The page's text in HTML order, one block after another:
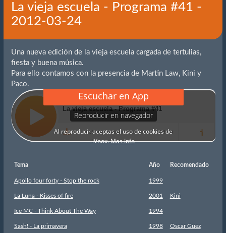
La vieja escuela - Programa #41 -
2012-03-24
Una nueva edición de la vieja escuela cargada de tertulias,
fiesta y buena música.
Para ello contamos con la presencia de Martin Law, Kini y
Paco.
Tema Año Recomendado
Apollo four forty - Stop the rock 1999
La Luna - Kisses of fire 2001 Kini
Ice MC - Think About The Way 1994
Sash! - La primavera 1998 Oscar Guez